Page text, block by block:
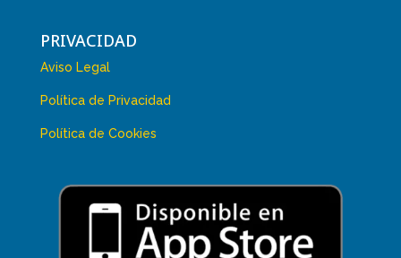
PRIVACIDAD
Aviso Legal
Política de Privacidad
Política de Cookies